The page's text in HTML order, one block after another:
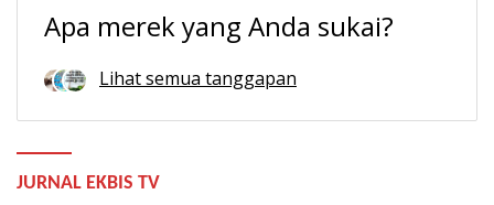
Apa merek yang Anda sukai?
Lihat semua tanggapan
JURNAL EKBIS TV